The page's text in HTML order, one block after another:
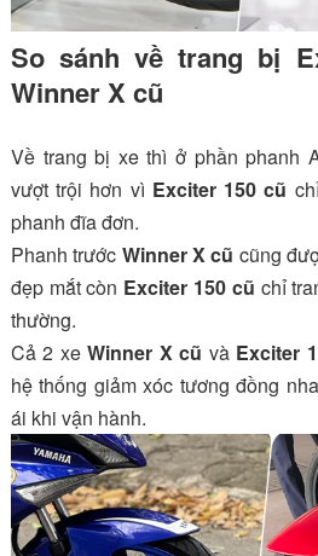
So sánh về trang bị
Winner X cũ
Về trang bị xe thì ở phần phanh
vượt trội hơn vì Exciter 150 cũ
phanh đĩa đơn.
Phanh trước Winner X cũ cũng
đẹp mắt còn Exciter 150 cũ chỉ
thường.
Cả 2 xeWinner X cũ và Exciter
hệ thống giảm xóc tương đồng
ái khi vận hành.